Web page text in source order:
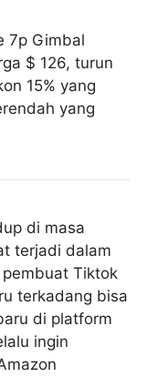
7p Gimbal
$ 126, turun
15% yang
yang
di masa
terjadi dalam
pembuat Tiktok
terkadang bisa
di platform
ingin